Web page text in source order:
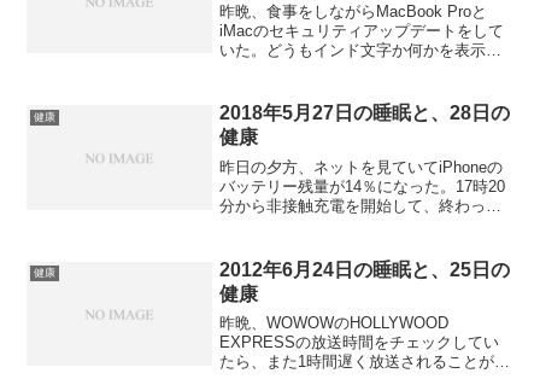
昨晩、食事をしながらMacBook Proと
iMacのセキュリティアップデートをして
いた。どうもインド文字か何かを表示す
らiPhoneのバッテリーの消費度合いを見
てい...
健康
2018年5月27日の睡眠と、28日の
健康
昨日の夕方、ネットを見ていてiPhoneの
バッテリー残量が14％になった。17時20
分から非接触充電を開始して、終わった
ぱり有線接続の方が確実かと思い始め
た。夕食は早...
健康
2012年6月24日の睡眠と、25日の
健康
昨晩、WOWOWのHOLLYWOOD
EXPRESSの放送時間をチェックしてい
たら、また1時間遅く放送されることが分